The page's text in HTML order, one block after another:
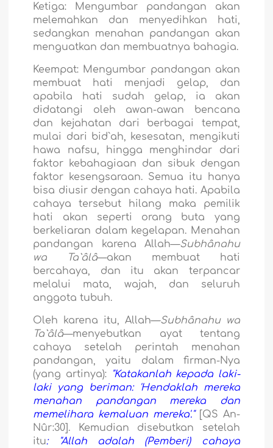
Ketiga: Mengumbar pandangan akan
melemahkan dan menyedihkan hati,
sedangkan menahan pandangan akan
menguatkan dan membuatnya bahagia.
Keempat: Mengumbar pandangan akan
membuat hati menjadi gelap, dan
apabila hati sudah gelap, ia akan
didatangi oleh awan-awan bencana
dan kejahatan dari berbagai tempat,
mulai dari bid`ah, kesesatan, mengikuti
hawa nafsu, hingga menghindar dari
faktor kebahagiaan dan sibuk dengan
faktor kesengsaraan. Semua itu hanya
bisa diusir dengan cahaya hati. Apabila
cahaya tersebut hilang maka pemilik
hati akan seperti orang buta yang
berkeliaran dalam kegelapan. Menahan
pandangan karena Allah—Subhânahu
wa Ta`âlâ—akan membuat hati
bercahaya, dan itu akan terpancar
melalui mata, wajah, dan seluruh
anggota tubuh.
Oleh karena itu, Allah—Subhânahu wa
Ta`âlâ—menyebutkan ayat tentang
cahaya setelah perintah menahan
pandangan, yaitu dalam firman-Nya
(yang artinya):
"Katakanlah kepada laki-
laki yang beriman: 'Hendaklah mereka
menahan pandangan mereka dan
memelihara kemaluan mereka'."
[QS An-
Nûr:30]. Kemudian disebutkan setelah
itu: "Allah adalah (Pemberi) cahaya